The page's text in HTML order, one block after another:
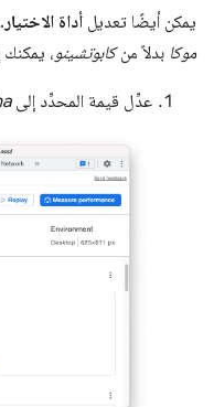
يمكن أيضًا تعديل أداة الاختيار
موكا بدلاً منكابوتشينو، يمكنك
عدِّل قيمة المحدِّد إلى